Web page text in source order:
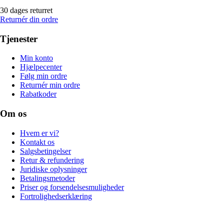
30 dages returret
Returnér din ordre
Tjenester
Min konto
Hjælpecenter
Følg min ordre
Returnér min ordre
Rabatkoder
Om os
Hvem er vi?
Kontakt os
Salgsbetingelser
Retur & refundering
Juridiske oplysninger
Betalingsmetoder
Priser og forsendelsesmuligheder
Fortrolighedserklæring